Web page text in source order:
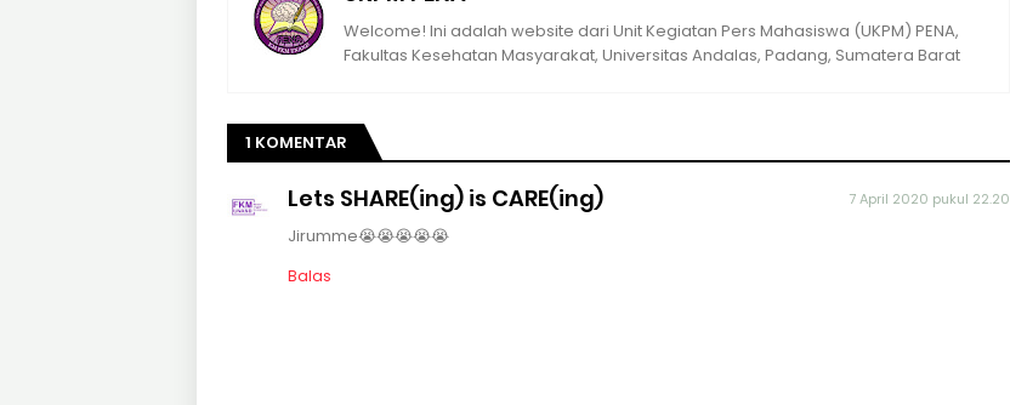
Welcome! Ini adalah website dari Unit Kegiatan Pers Mahasiswa (UKPM) PENA,
Fakultas Kesehatan Masyarakat, Universitas Andalas, Padang, Sumatera Barat
1 KOMENTAR
Lets SHARE(ing) is CARE(ing) 7 April 2020 pukul 22.20
Jirumme😭😭😭😭😭
Balas